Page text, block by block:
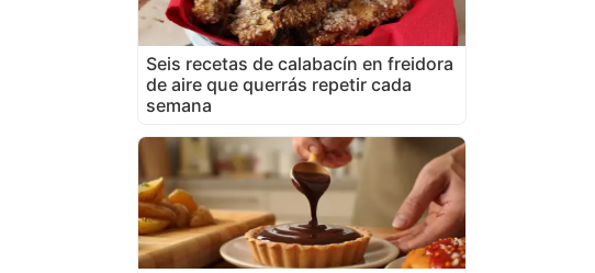
Seis recetas de calabacín en freidora
de aire que querrás repetir cada
semana